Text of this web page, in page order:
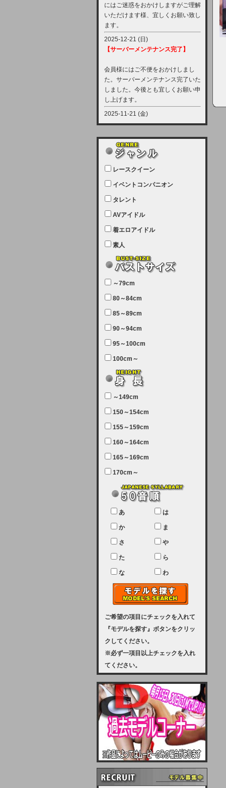
にはご迷惑をおかけしますがご理解
いただけます様、宜しくお願い致し
ます。
2025-12-21 (日)
【サーバーメンテナンス完了】
会員様にはご不便をおかけしまし
た。サーバーメンテナンス完了いた
しました。今後とも宜しくお願い申
し上げます。
2025-11-21 (金)
【サーバーメンテナンス実施につい
12月21日（日曜日）午前9：00か
ら午前11：00（予定）でサーバー
メンテナンスを実施します。ユーザ
ー様にはご迷惑をおかけしますがご
理解いただけます様、宜しくお願い
致します。
2025-07-05 (土)
【サーバーメンテナンス完了のお知
本日、サーバーメンテナンスのため
ユーザー様には大変ご迷惑をおかけ
しました。無事、メンテナンスが完
致します。
2025-06-11 (水)
【サーバーメンテナンス実施につい
7月5日（土曜日）午前7：00から午
テナンスを実施します。ユーザー様
にはご迷惑をおかけしますがご理解
いただけます様、宜しくお願い致し
【クレジットカード決済について
②】
現在、クレジットカード決済はJCB
のみになっております。大変ご迷惑
キャシュでの決済は可能ですので、
宜しくお願い致します。
2024-02-23 (金)
【クレジットカード決済について】
只今、クレジットカード会社の都合
により決済ができない状況です。
ユーザー様には、大変ご迷惑をおか
けいたしまして申し訳ございませ
ん。
2023-08-31 (木)
【サーバーメンテナンス実施のお知
らせ】
2023年 9月10日（日曜日）午前8：
サーバーメンテナンスを実施いたし
ます。その為、アクセスはできませ
ますが、ご理解の程を宜しくお願い
致します。
2022-09-01 (木)
【サーバーメンテナンスのお知ら
せ】
9月10日（土曜日）AM6：00から
AM8：00（予定）サーバーメンテ
ナンスを致します。ご迷惑をおかけ
レースクイーン
イベントコンパニオン
タレント
AVアイドル
着エロアイドル
素人
～79cm
80～84cm
85～89cm
90～94cm
95～100cm
100cm～
～149cm
150～154cm
155～159cm
160～164cm
165～169cm
170cm～
あ は
か ま
さ や
た ら
な わ
ご希望の項目にチェックを入れて
『モデルを探す』ボタンをクリッ
クしてください。
※必ず一項目以上チェックを入れ
てください。